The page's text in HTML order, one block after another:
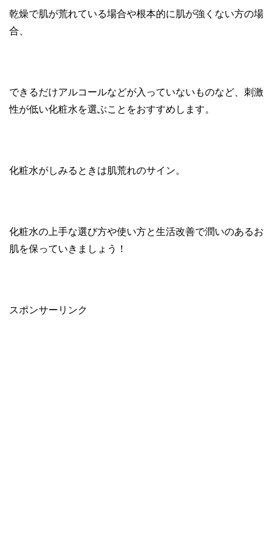
乾燥で肌が荒れている場合や根本的に肌が強くない方の場
合、
できるだけアルコールなどが入っていないものなど、刺激
性が低い化粧水を選ぶことをおすすめします。
化粧水がしみるときは肌荒れのサイン。
化粧水の上手な選び方や使い方と生活改善で潤いのあるお
肌を保っていきましょう！
スポンサーリンク